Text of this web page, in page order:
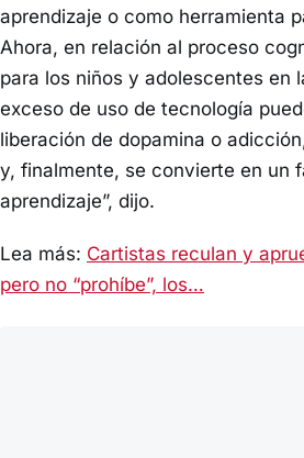
aprendizaje o como herramienta
Ahora, en relación al proceso
para los niños y adolescentes en
exceso de uso de tecnología
liberación de dopamina o
y, finalmente, se convierte en un
aprendizaje”, dijo.
Lea más: Cartistas reculan y
pero no “prohíbe”, los…